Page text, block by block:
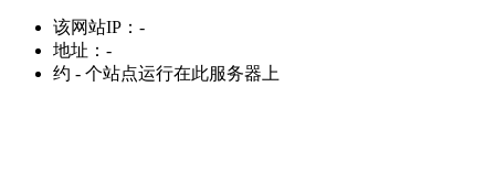
该网站IP： -
地址： -
约 - 个站点运行在此服务器上